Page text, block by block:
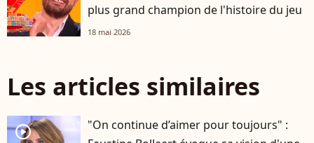
plus grand champion de l'histoire du jeu
18 mai 2026
Les articles similaires
player2
"On continue d’aimer pour toujours" :